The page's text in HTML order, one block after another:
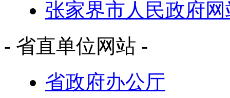
张家界市人民政府网
- 省直单位网站 -
省政府办公厅